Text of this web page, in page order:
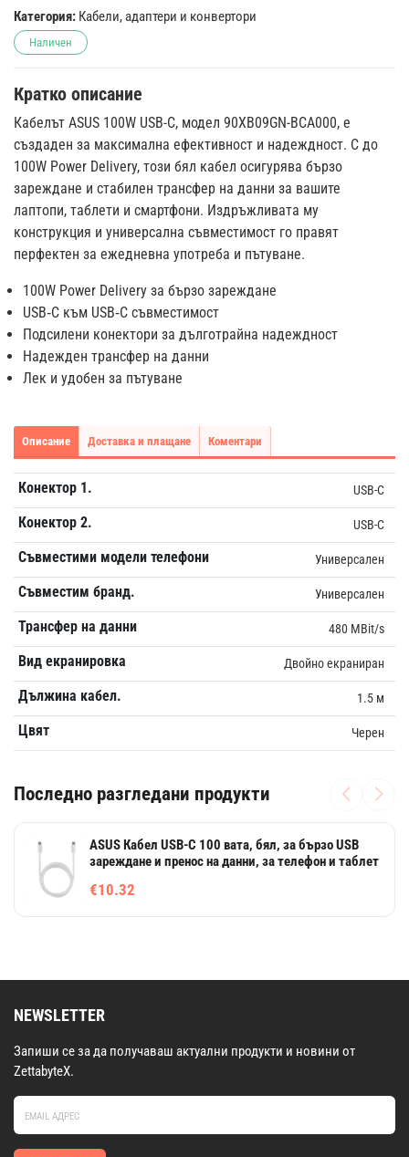
Категория: Кабели, адаптери и конвертори
Наличен
Кратко описание
Кабелът ASUS 100W USB-C, модел 90XB09GN-BCA000, е
създаден за максимална ефективност и надеждност. С до
100W Power Delivery, този бял кабел осигурява бързо
зареждане и стабилен трансфер на данни за вашите
лаптопи, таблети и смартфони. Издръжливата му
конструкция и универсална съвместимост го правят
перфектен за ежедневна употреба и пътуване.
100W Power Delivery за бързо зареждане
USB‑C към USB‑C съвместимост
Подсилени конектори за дълготрайна надеждност
Надежден трансфер на данни
Лек и удобен за пътуване
Описание Доставка и плащане Коментари
Конектор 1. USB-C
Конектор 2. USB-C
Съвместими модели телефони Универсален
Съвместим бранд. Универсален
Трансфер на данни 480 MBit/s
Вид екранировка Двойно екраниран
Дължина кабел. 1.5 м
Цвят Черен
Последно разгледани продукти
ASUS Кабел USB-C 100 вата, бял, за бързо USB
зареждане и пренос на данни, за телефон и таблет
€10.32
NEWSLETTER
Запиши се за да получаваш актуални продукти и новини от
ZettabyteX.